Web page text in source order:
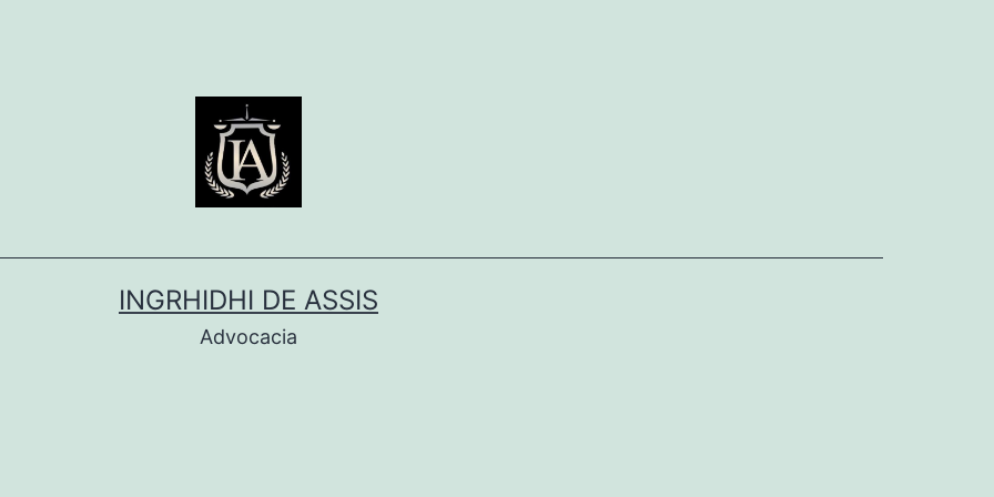
INGRHIDHI DE ASSIS
Advocacia